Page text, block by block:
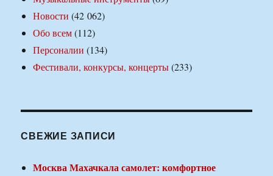
Новости (42 062)
Обо всем(112)
Персоналии (134)
Фестивали, конкурсы, концерты(233)
СВЕЖИЕ ЗАПИСИ
Москва Махачкала самолет: комфортное